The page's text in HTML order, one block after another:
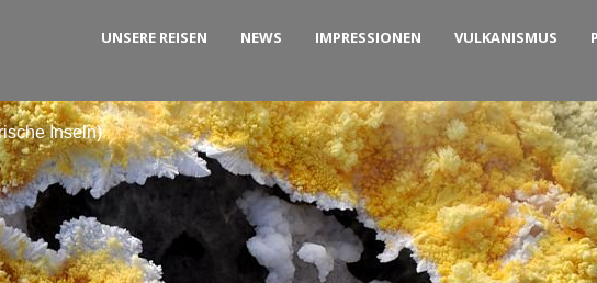
UNSERE REISEN NEWS IMPRESSIONEN VULKANISMUS
Inseln)